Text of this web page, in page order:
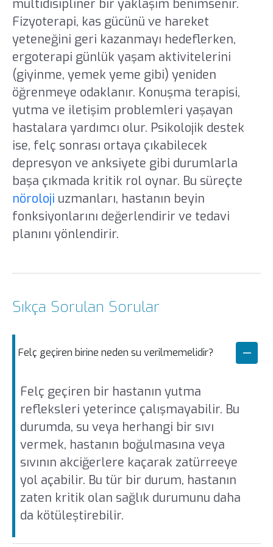
multidisipliner bir yaklaşım benimsenir.
Fizyoterapi, kas gücünü ve hareket
yeteneğini geri kazanmayı hedeflerken,
ergoterapi günlük yaşam aktivitelerini
(giyinme, yemek yeme gibi) yeniden
öğrenmeye odaklanır. Konuşma terapisi,
yutma ve iletişim problemleri yaşayan
hastalara yardımcı olur. Psikolojik destek
ise, felç sonrası ortaya çıkabilecek
depresyon ve anksiyete gibi durumlarla
başa çıkmada kritik rol oynar. Bu süreçte
nöroloji uzmanları, hastanın beyin
fonksiyonlarını değerlendirir ve tedavi
planını yönlendirir.
Sıkça Sorulan Sorular
Felç geçiren birine neden su verilmemelidir?
Felç geçiren bir hastanın yutma
refleksleri yeterince çalışmayabilir. Bu
durumda, su veya herhangi bir sıvı
vermek, hastanın boğulmasına veya
sıvının akciğerlere kaçarak zatürreeye
yol açabilir. Bu tür bir durum, hastanın
zaten kritik olan sağlık durumunu daha
da kötüleştirebilir.